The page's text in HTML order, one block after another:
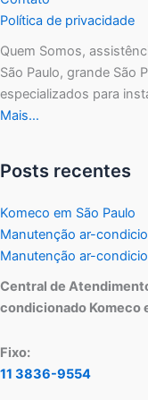
Política de privacidade
Quem Somos,
São Paulo, grande São
especializados para
Mais…
Posts recentes
Komeco em São Paulo
Manutenção ar-
Manutenção ar-
Central de
condicionado Komeco
Fixo:
11 3836-9554